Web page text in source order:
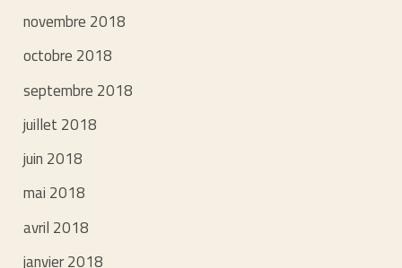
novembre 2018
octobre 2018
septembre 2018
juillet 2018
juin 2018
mai 2018
avril 2018
janvier 2018